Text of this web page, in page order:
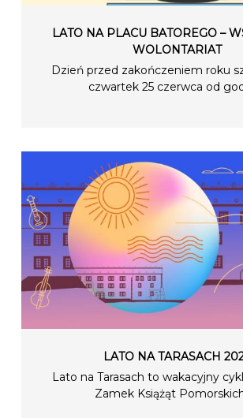
LATO NA PLACU BATOREGO –
WOLONTARIAT
Dzień przed zakończeniem roku
czwartek 25 czerwca od
LATO NA TARASACH
Lato na Tarasach to wakacyjny
Zamek Książąt